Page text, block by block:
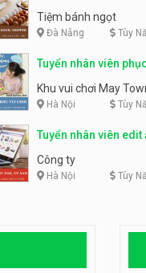
parttime
Tiệm bánh ngọt
Đà Nẵng Tùy
Tuyển nhân viên
parttime linh động
Khu vui chơi May
Hà Nội Tùy
Tuyển nhân viên
Công ty
Hà Nội Tùy